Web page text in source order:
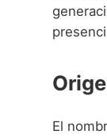
El